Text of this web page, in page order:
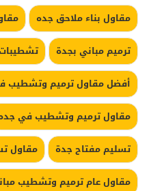
مقاول بناء ملاحق جده
ترميم مباني بجدة
أفضل مقاول ترميم وتشطيب
مقاول ترميم وتشطيب في
تسليم مفتاح جدة
مقاول
مقاول عام ترميم وتشطيب